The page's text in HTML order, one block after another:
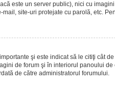
este un server public), nici cu
site-uri protejate cu parolă, etc.
şi este indicat să le citiţi cât
de forum şi în interiorul panoului
de către administratorul forumului.